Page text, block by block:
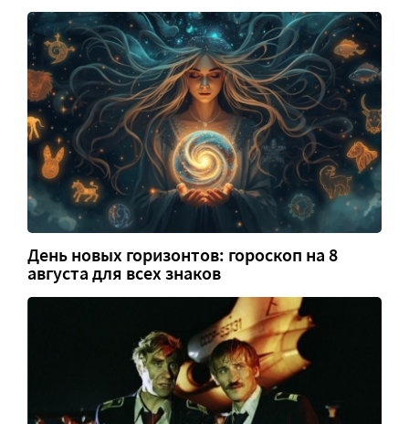
День новых горизонтов: гороскоп на 8
августа для всех знаков